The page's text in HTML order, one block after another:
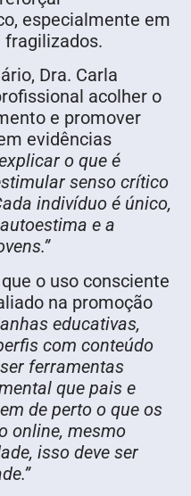
especialmente em
Dra. Carla
acolher o
e promover
evidências
o que é
senso crítico
indivíduo é único,
e a
o uso consciente
na promoção
educativas,
com conteúdo
ferramentas
que pais e
de perto o que os
online, mesmo
isso deve ser